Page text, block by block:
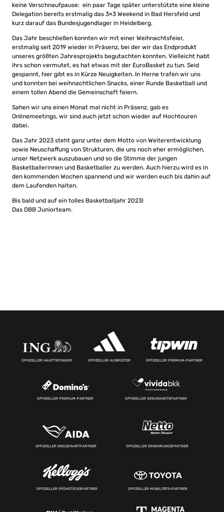
keine Verschnaufpause: ein paar Tage später unterstützte eine kleine
Delegation bereits erstmalig das 3×3 Weekend in Bad Hersfeld und
kurz darauf das Bundesjugendlager in Heidelberg.
Das Jahr beschließen konnten wir mit einer Weihnachtsfeier,
erstmalig seit 2019 wieder in Präsenz, bei der wir das Endprodukt
unseres größten Jahresprojekts begutachten konnten. Vielleicht habt
ihrs schon vermutet, es hat etwas mit der EuroBasket zu tun. Seid
gespannt, hier gibt es in Kürze Neuigkeiten. In Herne trafen wir uns
und konnten bei weihnachtlichen Snacks, einer Runde Basketball und
einem tollen Abend die Gemeinschaft feiern.
Sahen wir uns einen Monat mal nicht in Präsenz, gab es
Onlinemeetings, wir sind auch jetzt schon wieder auf Hochtouren
dabei.
Das Jahr 2023 steht ganz unter dem Motto von Weiterentwicklung
sowie Neuschaffung von Strukturen, die uns noch eher ermöglichen,
unser Netzwerk auszubauen und so die Stimme der jungen
Basketballerinnen und Basketballer zu werden. Auch hierzu wird es in
den kommenden Wochen spannend und wir werden euch bis dahin auf
dem Laufenden halten.
Bis bald und auf ein tolles Basketballjahr 2023!
Das DBB Juniorteam.
OFFIZIELLER HAUPTSPONSOR OFFIZIELLER AUSRÜSTER OFFIZIELLER PREMIUM-PARTNER
OFFIZIELLER PREMIUM-PARTNER OFFIZIELLER GESUNDHEITSPARTNER
OFFIZIELLER KREUZFAHRTPARTNER OFFIZIELLER ERNÄHRUNGSPARTNER
OFFIZIELLER FRÜHSTÜCKSPARTNER OFFIZIELLER MOBILITÄTS-PARTNER